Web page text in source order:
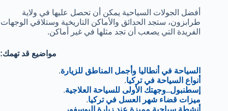
أفضل الجولات السياحية يمكن أن تحصل عليها في ولاية
طرابزون، ستجد الحدائق والأماكن التاريخية وستلاقي الوجهات
الفريدة التي يصعب أن تجد مثلها في غير أماكن.
:مواضيع قد تهمك
السياحة في أنطاليا وأجمل المناطق للزيارة.
أنواع السياحة في تركيا.
إسطنبول..وجهتك الأولى للسياحة العلاجية.
ميزات قضاء شهر العسل في تركيا.